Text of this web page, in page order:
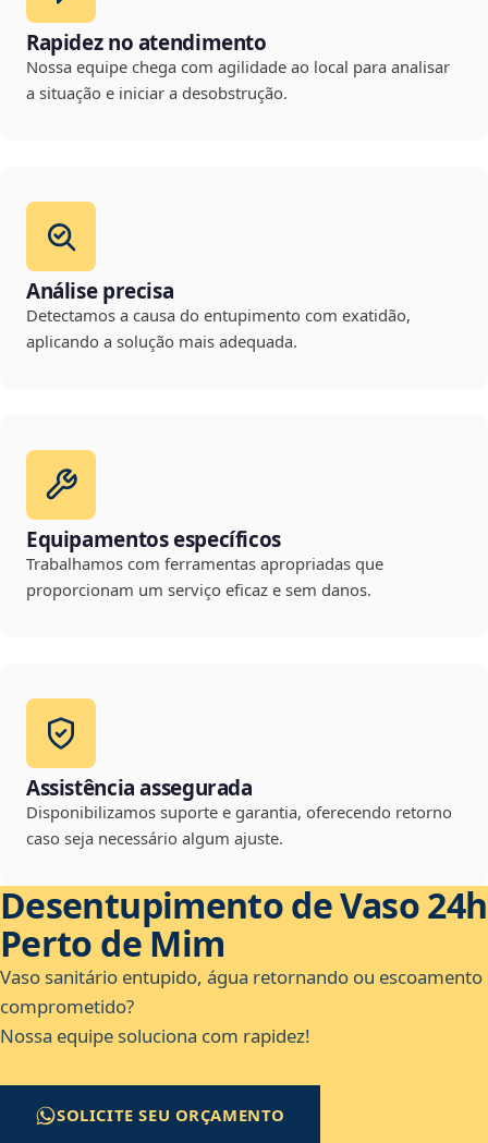
Rapidez no atendimento
Nossa equipe chega com agilidade ao local para analisar
a situação e iniciar a desobstrução.
Análise precisa
Detectamos a causa do entupimento com exatidão,
aplicando a solução mais adequada.
Equipamentos específicos
Trabalhamos com ferramentas apropriadas que
proporcionam um serviço eficaz e sem danos.
Assistência assegurada
Disponibilizamos suporte e garantia, oferecendo retorno
caso seja necessário algum ajuste.
Desentupimento de Vaso 24h
Perto de Mim
Vaso sanitário entupido, água retornando ou escoamento
comprometido?
Nossa equipe soluciona com rapidez!
SOLICITE SEU ORÇAMENTO